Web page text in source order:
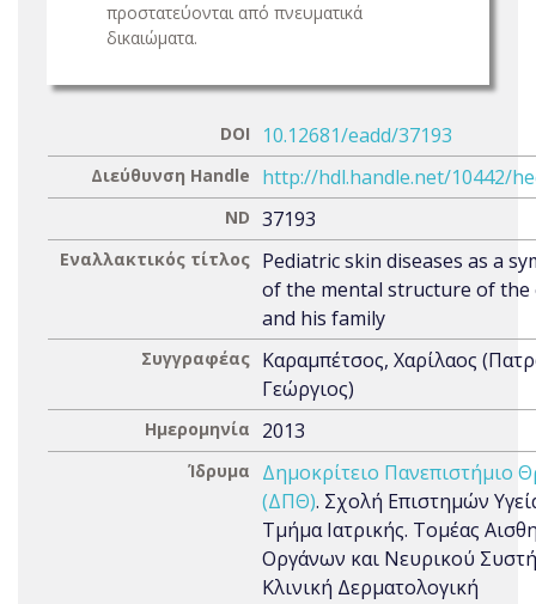
προστατεύονται από πνευματικά
δικαιώματα.
DOI 10.12681/eadd/37193
Διεύθυνση Handle http://hdl.handle.net/10442/
ND 37193
Εναλλακτικός τίτλος Pediatric skin diseases as a
of the mental structure of the
and his family
Συγγραφέας Καραμπέτσος, Χαρίλαος
Γεώργιος)
Ημερομηνία 2013
Ίδρυμα
Δημοκρίτειο Πανεπιστήμιο
(ΔΠΘ). Σχολή Επιστημών
Τμήμα Ιατρικής. Τομέας
Οργάνων και Νευρικού
Κλινική Δερματολογική